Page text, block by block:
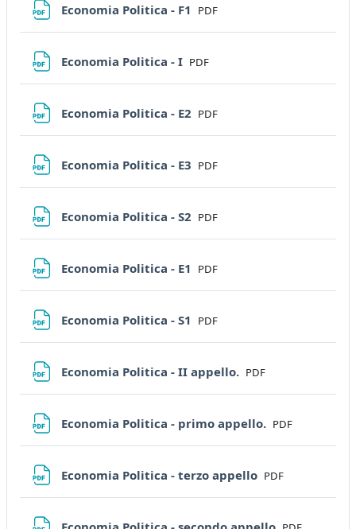
Economia Politica - F1 File
PDF
Economia Politica - I File
PDF
Economia Politica - E2 File
PDF
Economia Politica - E3 File
PDF
Economia Politica - S2 File
PDF
Economia Politica - E1 File
PDF
Economia Politica - S1 File
PDF
Economia Politica - II appello. File
PDF
Economia Politica - primo appello. File
PDF
Economia Politica - terzo appello File
PDF